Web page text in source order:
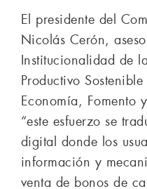
El presidente del
Nicolás Cerón,
Institucionalidad de
Productivo
Economía, Fomento
“este esfuerzo se
digital donde los
información y
venta de bonos de